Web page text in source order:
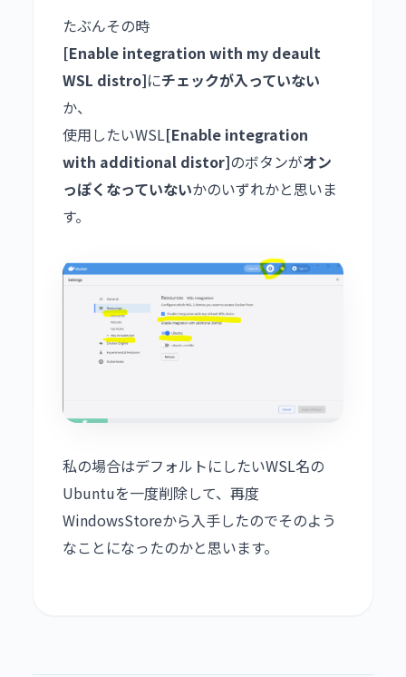
たぶんその時
[Enable integration with my deault
WSL distro]にチェックが入っていない
か、
使用したいWSL[Enable integration
with additional distor]のボタンがオン
っぽくなっていないかのいずれかと思いま
す。
私の場合はデフォルトにしたいWSL名の
Ubuntuを一度削除して、再度
WindowsStoreから入手したのでそのよう
なことになったのかと思います。